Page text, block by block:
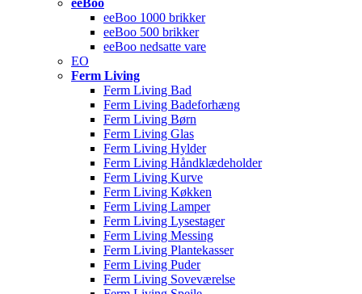
eeBoo
eeBoo 1000 brikker
eeBoo 500 brikker
eeBoo nedsatte vare
EO
Ferm Living
Ferm Living Bad
Ferm Living Badeforhæng
Ferm Living Børn
Ferm Living Glas
Ferm Living Hylder
Ferm Living Håndklædeholder
Ferm Living Kurve
Ferm Living Køkken
Ferm Living Lamper
Ferm Living Lysestager
Ferm Living Messing
Ferm Living Plantekasser
Ferm Living Puder
Ferm Living Soveværelse